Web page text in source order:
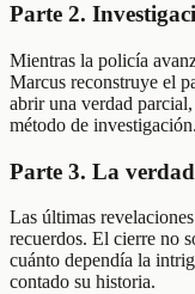
Parte 2.
Mientras la policía
Marcus reconstruye el
abrir una verdad
método de investigación.
Parte 3. La
Las últimas
recuerdos. El cierre no
cuánto dependía la
contado su historia.